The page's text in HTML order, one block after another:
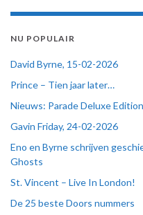
NU POPULAIR
David Byrne, 15-02-2026
Prince – Tien jaar later…
Nieuws: Parade Deluxe
Gavin Friday, 24-02-2026
Eno en Byrne schrijven
Ghosts
St. Vincent – Live In London!
De 25 beste Doors nummers